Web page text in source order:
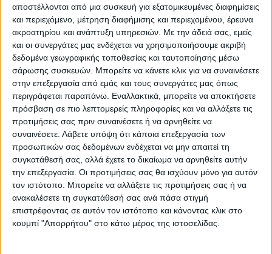
αποστέλλονται από μια συσκευή για εξατομικευμένες διαφημίσεις
και περιεχόμενο, μέτρηση διαφήμισης και περιεχομένου, έρευνα
ακροατηρίου και ανάπτυξη υπηρεσιών. Με την άδειά σας, εμείς
και οι συνεργάτες μας ενδέχεται να χρησιμοποιήσουμε ακριβή
δεδομένα γεωγραφικής τοποθεσίας και ταυτοποίησης μέσω
σάρωσης συσκευών. Μπορείτε να κάνετε κλικ για να συναινέσετε
στην επεξεργασία από εμάς και τους συνεργάτες μας όπως
περιγράφεται παραπάνω. Εναλλακτικά, μπορείτε να αποκτήσετε
πρόσβαση σε πιο λεπτομερείς πληροφορίες και να αλλάξετε τις
προτιμήσεις σας πριν συναινέσετε ή να αρνηθείτε να
συναινέσετε. Λάβετε υπόψη ότι κάποια επεξεργασία των
προσωπικών σας δεδομένων ενδέχεται να μην απαιτεί τη
συγκατάθεσή σας, αλλά έχετε το δικαίωμα να αρνηθείτε αυτήν
την επεξεργασία. Οι προτιμήσεις σας θα ισχύουν μόνο για αυτόν
τον ιστότοπο. Μπορείτε να αλλάξετε τις προτιμήσεις σας ή να
ανακαλέσετε τη συγκατάθεσή σας ανά πάσα στιγμή
επιστρέφοντας σε αυτόν τον ιστότοπο και κάνοντας κλικ στο
κουμπί "Απορρήτου" στο κάτω μέρος της ιστοσελίδας.
ιστορία του διακρίσεις, θα μπορούσε να
επικρατήσει ένα καθεστώς γκρίνιας, κάτι
που όχι μόνο δεν συνέβη, αλλά
επικροτήθηκε κιόλας για την επιλογή του.
Iδιαίτερη αναφορά βεβαίως πρέπει να γίνει
και σε εκείνους που ένα μήνα πάλευαν
απέναντι σε στρεβλώσεις ακούγοντας τα εξ
αμάξης για να επικρατήσει η λογική!
Επιστρέφοντας στην Αναγέννηση, όπως
προαναφέραμε αυτή η διοικητική αλλαγή
της έδωσε τη δυνατότητα να
“σκαρφαλώσει” μια κατηγορία παραπάνω
και το σπουδαιότερο της ανοίγει και μια